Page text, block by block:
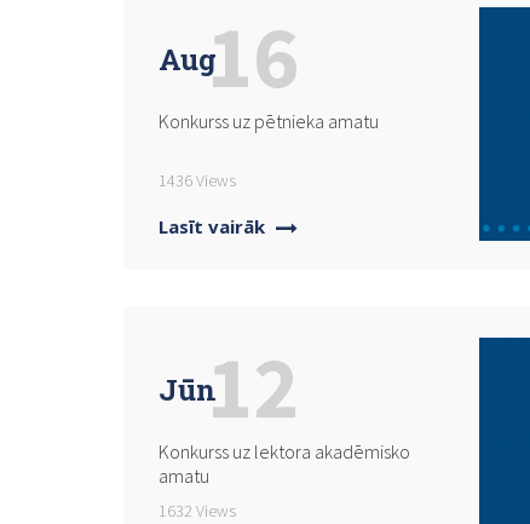
Aug
Konkurss uz pētnieka amatu
1436 Views
Lasīt vairāk
16
Jūn
Konkurss uz lektora akadēmisko
amatu
1632 Views
12